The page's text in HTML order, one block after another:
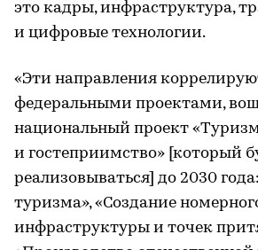
это кадры, инфраструктура,
и цифровые технологии.
«Эти направления
федеральными проектами,
национальный проект
и гостеприимство» [который
реализовываться] до 2030
туризма», «Создание
инфраструктуры и точек